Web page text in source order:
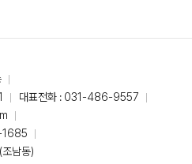
대표전화 : 031-486-9557
1685
남동)